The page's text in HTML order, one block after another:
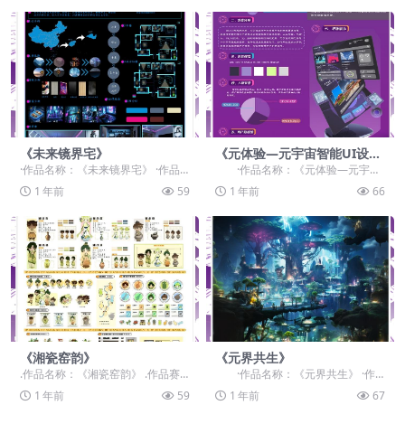
《未来镜界宅》
·作品名称：《未来镜界宅》 ·作品
赛道：学生组：自由主题赛道-”元宇
宙+“ ·作...
1 年前 59
《元体验—元宇宙智能UI设
计》
·作品名称：《元体验—元宇宙
智能UI设计》 ·作品赛道：学生
组：...1 年前 66
《湘瓷窑韵》
.作品名称：《湘瓷窑韵》 .作品赛
道：学生组：自由主题赛道-”元宇宙
+“ .作品...
1 年前 59
《元界共生》
·作品名称：《元界共生》 ·作
品赛道：学生组：自由主题赛道-”
元...1 年前 67